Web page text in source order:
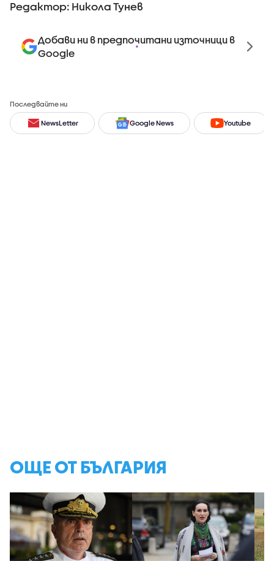
Редактор: Никола Тунев
Добави ни в предпочитани източници в
Google
Последвайте ни
NewsLetter Google News Youtube
ОЩЕ ОТ БЪЛГАРИЯ